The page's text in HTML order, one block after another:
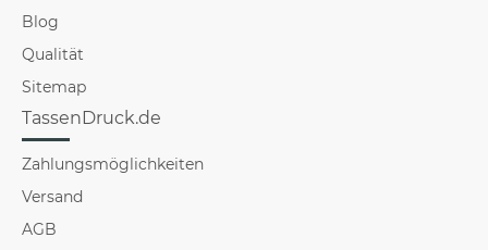
Blog
Qualität
Sitemap
TassenDruck.de
Zahlungsmöglichkeiten
Versand
AGB